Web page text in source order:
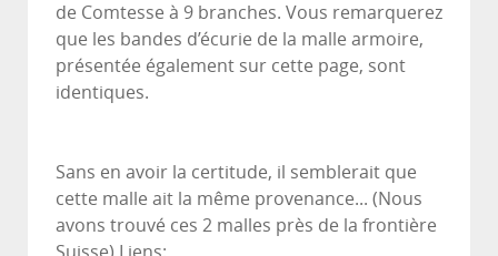
de Comtesse à 9 branches. Vous remarquerez
que les bandes d’écurie de la malle armoire,
présentée également sur cette page, sont
identiques.
Sans en avoir la certitude, il semblerait que
cette malle ait la même provenance... (Nous
avons trouvé ces 2 malles près de la frontière